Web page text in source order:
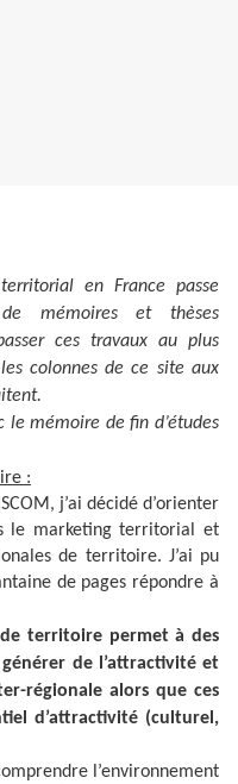
en France passe
mémoires et thèses
ces travaux au plus
colonnes de ce site aux
le mémoire de fin d’études
:
j’ai décidé d’orienter
le marketing territorial et
de territoire. J’ai pu
de pages répondre à
territoire permet à des
de l’attractivité et
régionale alors que ces
d’attractivité (culturel,
l’environnement